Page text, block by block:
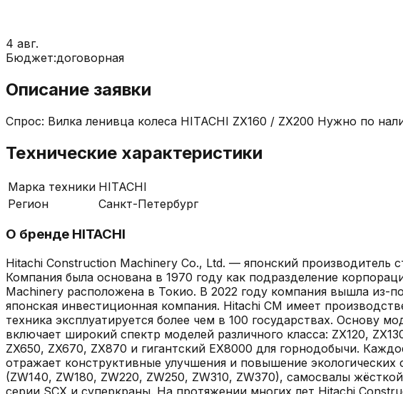
4 авг.
Бюджет:договорная
Описание заявки
Спрос: Вилка ленивца колеса HITACHI ZX160 / ZX200 Нужно по
Технические характеристики
Марка техники HITACHI
Регион
Санкт-Петербург
О бренде HITACHI
Hitachi Construction Machinery Co., Ltd. — японский
Компания была основана в 1970 году как подразделение
Machinery расположена в Токио. В 2022 году компания вышла из-
японская инвестиционная компания. Hitachi CM имеет
техника эксплуатируется более чем в 100 государствах. Основу
включает широкий спектр моделей различного класса: ZX120,
ZX650, ZX670, ZX870 и гигантский EX8000 для горнодобычи.
отражает конструктивные улучшения и повышение
(ZW140, ZW180, ZW220, ZW250, ZW310, ZW370), самосвалы
серии SCX и суперкраны. На протяжении многих лет Hitachi